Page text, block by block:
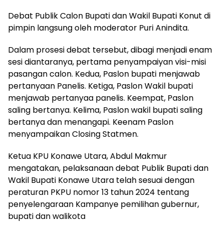
Debat Publik Calon Bupati dan Wakil Bupati Konut di
pimpin langsung oleh moderator Puri Anindita.
Dalam prosesi debat tersebut, dibagi menjadi enam
sesi diantaranya, pertama penyampaiyan visi-misi
pasangan calon. Kedua, Paslon bupati menjawab
pertanyaan Panelis. Ketiga, Paslon Wakil bupati
menjawab pertanyaa panelis. Keempat, Paslon
saling bertanya. Kelima, Paslon wakil bupati saling
bertanya dan menangapi. Keenam Paslon
menyampaikan Closing Statmen.
Ketua KPU Konawe Utara, Abdul Makmur
mengatakan, pelaksanaan debat Publik Bupati dan
Wakil Bupati Konawe Utara telah sesuai dengan
peraturan PKPU nomor 13 tahun 2024 tentang
penyelengaraan Kampanye pemilihan gubernur,
bupati dan walikota